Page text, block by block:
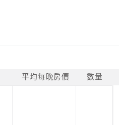
平均每晚房價 數量